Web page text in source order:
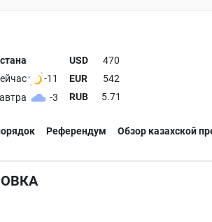
-11
-3
USD
470
EUR
542
RUB
5.71
Референдум Обзор казахской